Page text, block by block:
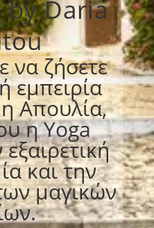
by Daria
να ζήσετε
εμπειρία
Απουλία,
η Yoga
και την
μαγικών